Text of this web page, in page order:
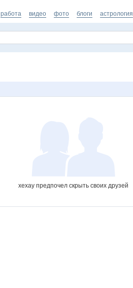
работа видео фото блоги астрология
xexay предпочел скрыть своих друзей